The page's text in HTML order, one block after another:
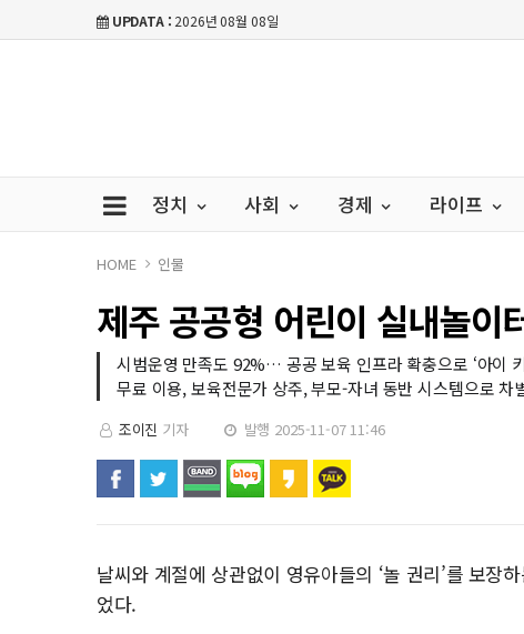
UPDATA : 2026년 08월 08일
정치 사회 경제 라이프
HOME 인물
제주 공공형 어린이 실내놀이
시범운영 만족도 92%… 공공 보육 인프라 확충으로 ‘아이
무료 이용, 보육전문가 상주, 부모-자녀 동반 시스템으로 차
조이진 기자 발행 2025-11-07 11:46
날씨와 계절에 상관없이 영유아들의 ‘놀 권리’를 보장
었다.